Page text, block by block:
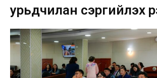
урьдчилан сэргийлэх